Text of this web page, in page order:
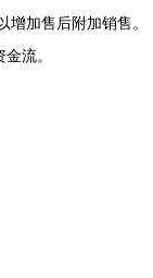
加售后附加销售。
流。